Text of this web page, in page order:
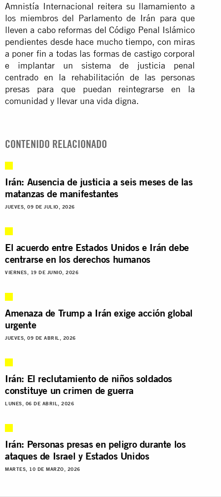
Amnistía Internacional reitera su llamamiento a
los miembros del Parlamento de Irán para que
lleven a cabo reformas del Código Penal Islámico
pendientes desde hace mucho tiempo, con miras
a poner fin a todas las formas de castigo corporal
e implantar un sistema de justicia penal
centrado en la rehabilitación de las personas
presas para que puedan reintegrarse en la
comunidad y llevar una vida digna.
CONTENIDO RELACIONADO
Irán: Ausencia de justicia a seis meses de las
matanzas de manifestantes
JUEVES, 09 DE JULIO, 2026
El acuerdo entre Estados Unidos e Irán debe
centrarse en los derechos humanos
VIERNES, 19 DE JUNIO, 2026
Amenaza de Trump a Irán exige acción global
urgente
JUEVES, 09 DE ABRIL, 2026
Irán: El reclutamiento de niños soldados
constituye un crimen de guerra
LUNES, 06 DE ABRIL, 2026
Irán: Personas presas en peligro durante los
ataques de Israel y Estados Unidos
MARTES, 10 DE MARZO, 2026